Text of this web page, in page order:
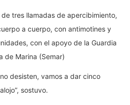
tres llamadas de apercibimiento,
a cuerpo, con antimotines y
con el apoyo de la Guardia
de Marina (Semar)
desisten, vamos a dar cinco
sostuvo.